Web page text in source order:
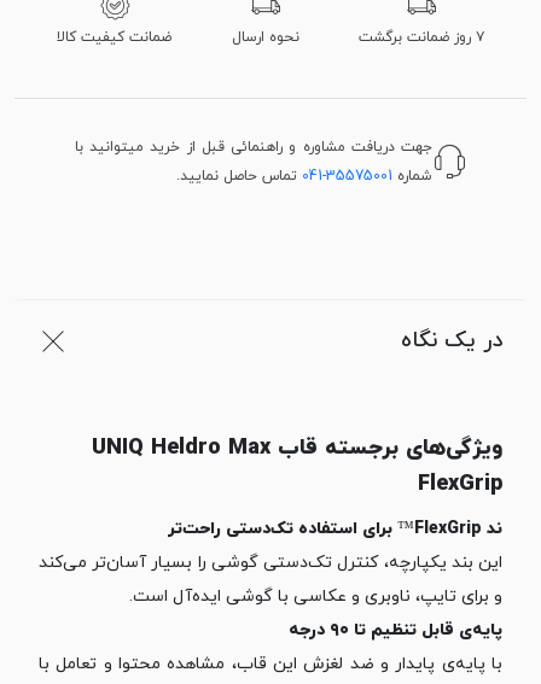
۷ روز ضمانت برگشت نحوه ارسال ضمانت کیفیت کالا
جهت دریافت مشاوره و راهنمائی قبل از خرید میتوانید با
شماره 041-35575001 تماس حاصل نمایید.
در یک نگاه
ویژگی‌های برجسته قاب UNIQ Heldro Max
FlexGrip
ند FlexGrip™ برای استفاده تک‌دستی راحت‌تر
این بند یکپارچه، کنترل تک‌دستی گوشی را بسیار آسان‌تر می‌کند
و برای تایپ، ناوبری و عکاسی با گوشی ایده‌آل است.
پایه‌ی قابل تنظیم تا ۹۰ درجه
با پایه‌ی پایدار و ضد لغزش این قاب، مشاهده محتوا و تعامل با